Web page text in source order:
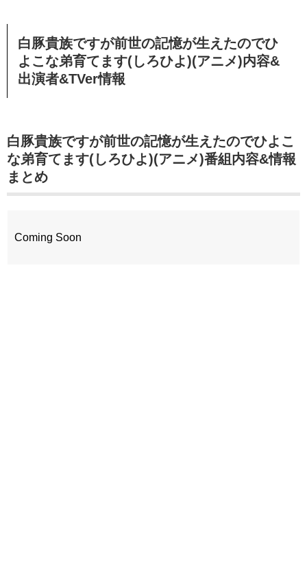
白豚貴族ですが前世の記憶が生えたのでひ
よこな弟育てます(しろひよ)(アニメ)内容&
出演者&TVer情報
白豚貴族ですが前世の記憶が生えたのでひよこ
な弟育てます(しろひよ)(アニメ)番組内容&情報
まとめ
Coming Soon